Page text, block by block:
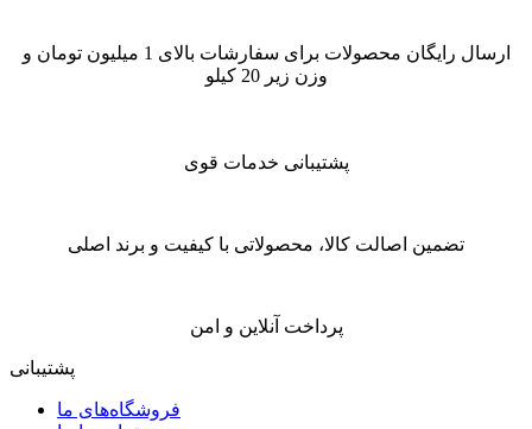
ارسال رایگان محصولات برای سفارشات بالای 1 میلیون تومان و
وزن زیر 20 کیلو
پشتیبانی خدمات قوی
تضمین اصالت کالا، محصولاتی با کیفیت و برند اصلی
پرداخت آنلاین و امن
پشتیبانی
فروشگاه‌های ما